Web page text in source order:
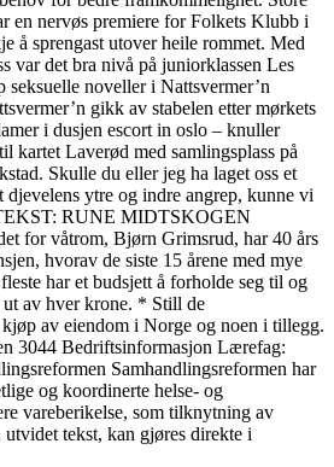
en nervøs premiere for Folkets Klubb i
å sprengast utover heile rommet. Med
var det bra nivå på juniorklassen Les
noveller i Nattsvermer’n
gikk av stabelen etter mørkets
i dusjen escort in oslo – knuller
kartet Laverød med samlingsplass på
Skulle du eller jeg ha laget oss et
djevelens ytre og indre angrep, kunne vi
RUNE MIDTSKOGEN
for våtrom, Bjørn Grimsrud, har 40 års
hvorav de siste 15 årene med mye
har et budsjett å forholde seg til og
av hver krone. * Still de
kjøp av eiendom i Norge og noen i tillegg.
3044 Bedriftsinformasjon Lærefag:
Samhandlingsreformen har
og koordinerte helse- og
vareberikelse, som tilknytning av
tekst, kan gjøres direkte i